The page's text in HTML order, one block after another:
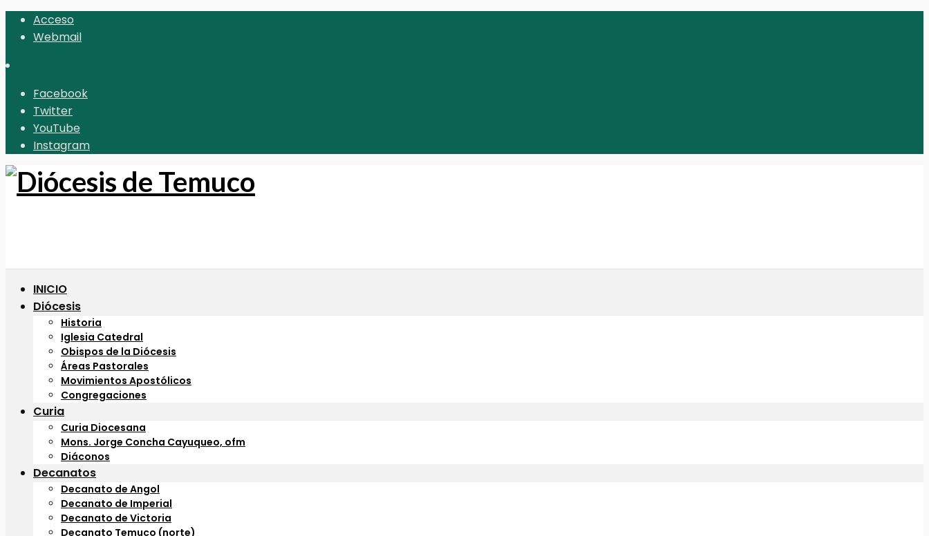
Acceso
Webmail
Facebook
Twitter
YouTube
Instagram
INICIO
Diócesis
Historia
Iglesia Catedral
Obispos de la Diócesis
Áreas Pastorales
Movimientos Apostólicos
Congregaciones
Curia
Curia Diocesana
Mons. Jorge Concha Cayuqueo, ofm
Diáconos
Decanatos
Decanato de Angol
Decanato de Imperial
Decanato de Victoria
Decanato Temuco (norte)